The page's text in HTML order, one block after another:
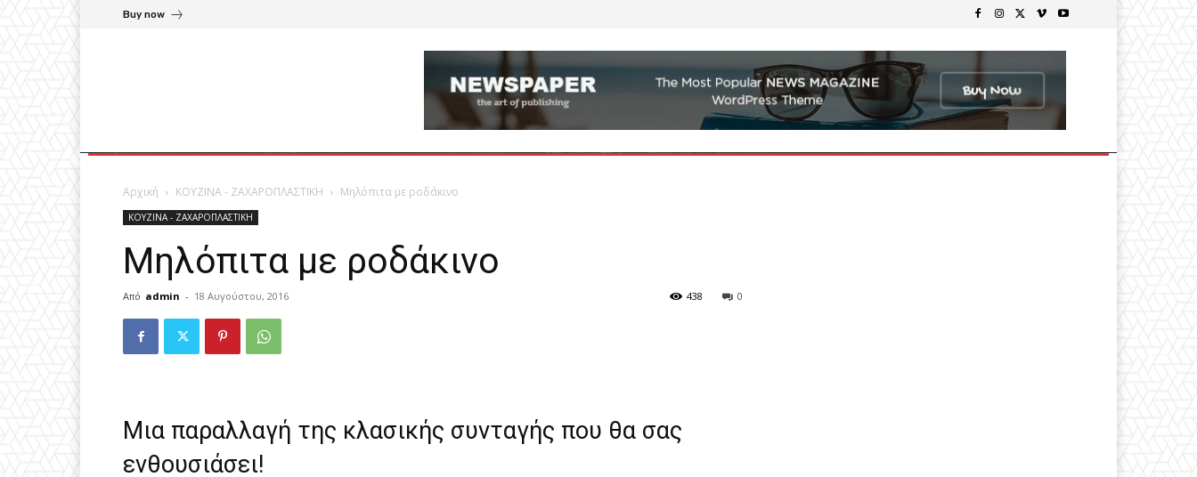
Buy now
Αρχική ΚΟΥΖΙΝΑ - ΖΑΧΑΡΟΠΛΑΣΤΙΚΗ Μηλόπιτα με ροδάκινο
ΚΟΥΖΙΝΑ - ΖΑΧΑΡΟΠΛΑΣΤΙΚΗ
Μηλόπιτα με ροδάκινο
Από admin - 18 Αυγούστου, 2016 0
438
Μια παραλλαγή της κλασικής συνταγής που θα σας
ενθουσιάσει!